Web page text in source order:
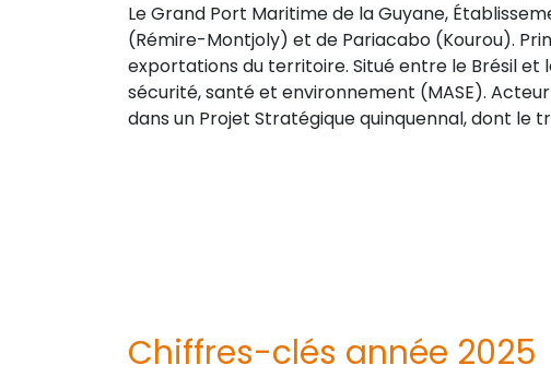
Le Grand Port Maritime de la Guyane,
(Rémire-Montjoly) et de Pariacabo (Kourou).
exportations du territoire. Situé entre le Brésil et
sécurité, santé et environnement (MASE).
dans un Projet Stratégique quinquennal, dont
Chiffres-clés année 2025